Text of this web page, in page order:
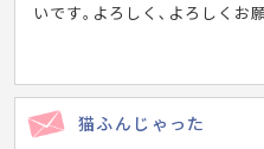
いです｡よろしく､よろしくお
猫ふんじゃった